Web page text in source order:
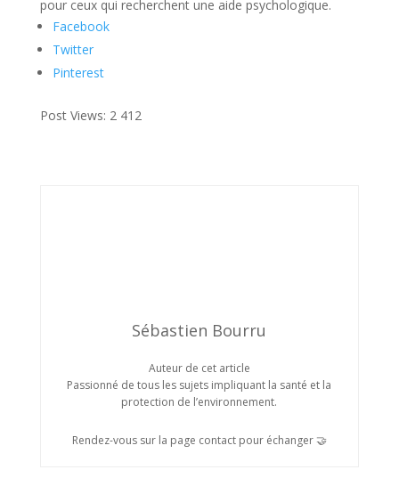
pour ceux qui recherchent une aide psychologique.
Facebook
Twitter
Pinterest
Post Views: 2 412
Sébastien Bourru
Auteur de cet article
Passionné de tous les sujets impliquant la santé et la
protection de l’environnement.
Rendez-vous sur la page contact pour échanger 🤝